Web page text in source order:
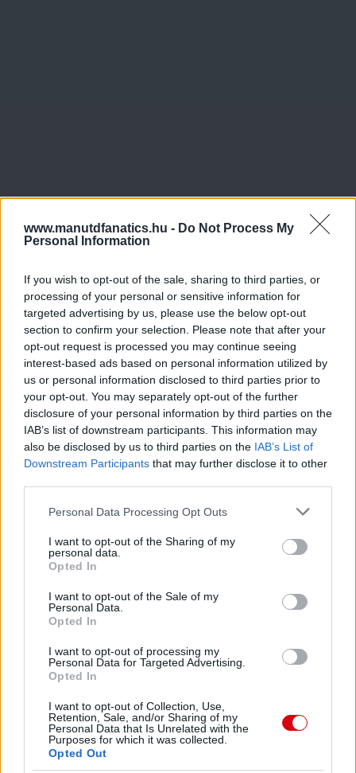
www.manutdfanatics.hu - Do Not Process My
Personal Information
If you wish to opt-out of the sale, sharing to third parties, or
processing of your personal or sensitive information for
targeted advertising by us, please use the below opt-out
section to confirm your selection. Please note that after your
opt-out request is processed you may continue seeing
interest-based ads based on personal information utilized by
us or personal information disclosed to third parties prior to
your opt-out. You may separately opt-out of the further
disclosure of your personal information by third parties on the
IAB’s list of downstream participants. This information may
also be disclosed by us to third parties on the IAB’s List of
Downstream Participants that may further disclose it to other
Please note that this website/app uses one or more Google
not limited to your visit or usage behaviour. You may click to
grant or deny consent to Google and its third-party tags to
use your data for below specified purposes in below Google
consent section.
Personal Data Processing Opt Outs
I want to opt-out of the Sharing of my
personal data.
Opted In
I want to opt-out of the Sale of my
Personal Data.
Opted In
I want to opt-out of processing my
Personal Data for Targeted Advertising.
Opted In
I want to opt-out of Collection, Use,
Retention, Sale, and/or Sharing of my
Personal Data that Is Unrelated with the
Purposes for which it was collected.
Opted Out
Meccs Center
Paris Saint-Germainvs
Manchester United
Felkészülési szezon 4. mérkőzés
AC MilanvsManchester United
ELŐZŐ MÉRKŐZÉSEK
Támogatás